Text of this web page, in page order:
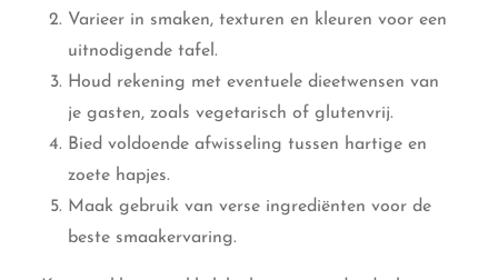
Varieer in smaken, texturen en kleuren voor een
uitnodigende tafel.
Houd rekening met eventuele dieetwensen van
je gasten, zoals vegetarisch of glutenvrij.
Bied voldoende afwisseling tussen hartige en
zoete hapjes.
Maak gebruik van verse ingrediënten voor de
beste smaakervaring.